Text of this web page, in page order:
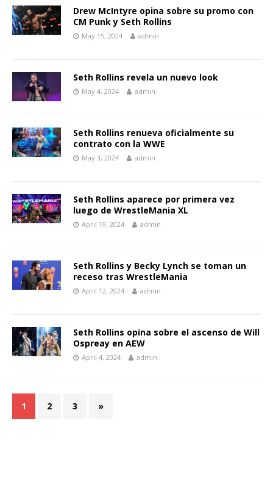
Drew McIntyre opina sobre su promo con
CM Punk y Seth Rollins
May 15, 2024 admin
Seth Rollins revela un nuevo look
May 4, 2024 admin
Seth Rollins renueva oficialmente su
contrato con la WWE
May 3, 2024 admin
Seth Rollins aparece por primera vez
luego de WrestleMania XL
April 19, 2024 admin
Seth Rollins y Becky Lynch se toman un
receso tras WrestleMania
April 12, 2024 admin
Seth Rollins opina sobre el ascenso de Will
Ospreay en AEW
April 4, 2024 admin
1 2 3 »